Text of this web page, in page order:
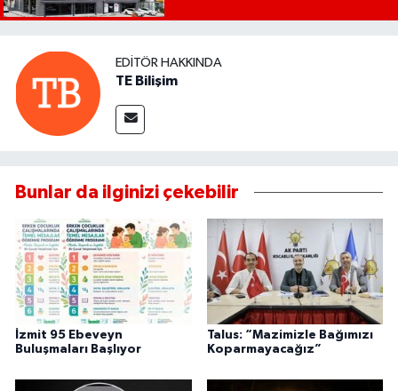
EDITÖR HAKKINDA
TE Bilişim
Bunlar da ilginizi çekebilir
İzmit 95 Ebeveyn
Buluşmaları Başlıyor
Talus: “Mazimizle Bağımızı
Koparmayacağız”